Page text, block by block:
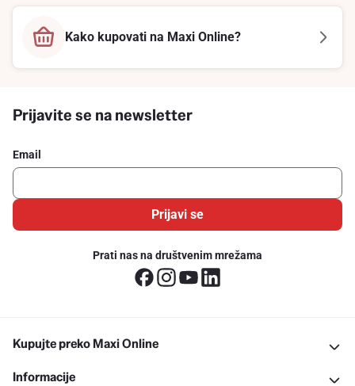
Kako kupovati na Maxi Online?
Prijavite se na newsletter
Email
Prijavi se
Prati nas na društvenim mrežama
Kupujte preko Maxi Online
Informacije